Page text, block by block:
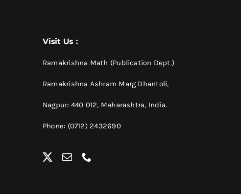
Visit Us :
Ramakrishna Math (Publication Dept.)
Ramakrishna Ashram Marg Dhantoli,
Nagpur: 440 012, Maharashtra, India.
Phone: (0712) 2432690